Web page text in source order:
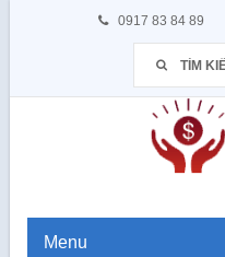
0917 83 84 89
Menu